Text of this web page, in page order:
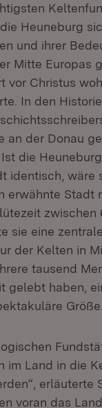
Heuneburg
und ihrer
Mitte Europas
vor Christus
In den
an der Donau
die
identisch, wäre
erwähnte Stadt
zwischen
sie eine
der Kelten in
tausend
gelebt haben,
Größe.
im Land in die
erläuterte
voran das